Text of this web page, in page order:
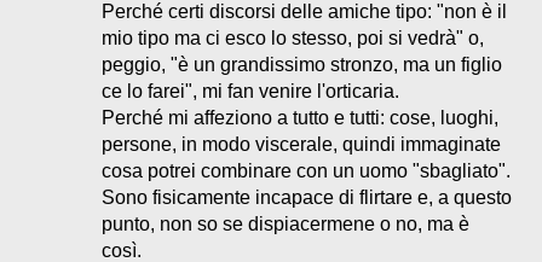
Perché certi discorsi delle amiche tipo: "non è il
mio tipo ma ci esco lo stesso, poi si vedrà" o,
peggio, "è un grandissimo stronzo, ma un figlio
ce lo farei", mi fan venire l'orticaria.
Perché mi affeziono a tutto e tutti: cose, luoghi,
persone, in modo viscerale, quindi immaginate
cosa potrei combinare con un uomo "sbagliato".
Sono fisicamente incapace di flirtare e, a questo
punto, non so se dispiacermene o no, ma è
così.